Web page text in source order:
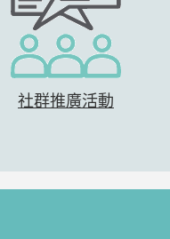
社群推廣活動